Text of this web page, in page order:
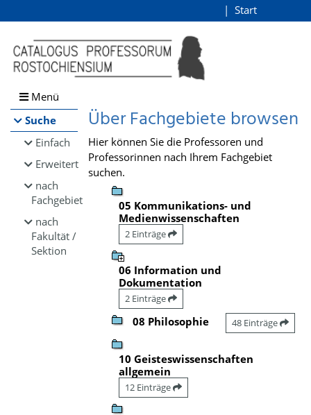
Browsen
direkt zum Inhalt
Start
Menü
Suche
Einfach
Erweitert
nach
Fachgebiet
nach
Fakultät /
Sektion
Über Fachgebiete browsen
Hier können Sie die Professoren und
Professorinnen nach Ihrem Fachgebiet
suchen.
05 Kommunikations- und
Medienwissenschaften
2 Einträge
06 Information und
Dokumentation
2 Einträge
08 Philosophie 48 Einträge
10 Geisteswissenschaften
allgemein
12 Einträge